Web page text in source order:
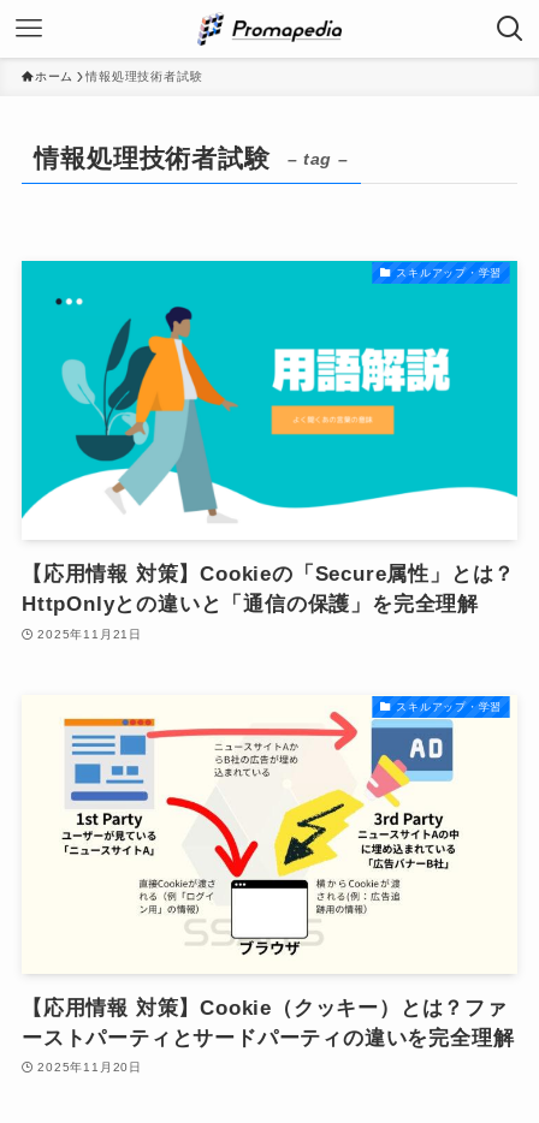
ホーム 情報処理技術者試験
情報処理技術者試験 – tag –
スキルアップ・学習
【応用情報 対策】Cookieの「Secure属性」とは？
HttpOnlyとの違いと「通信の保護」を完全理解
2025年11月21日
スキルアップ・学習
【応用情報 対策】Cookie（クッキー）とは？ファ
ーストパーティとサードパーティの違いを完全理解
2025年11月20日